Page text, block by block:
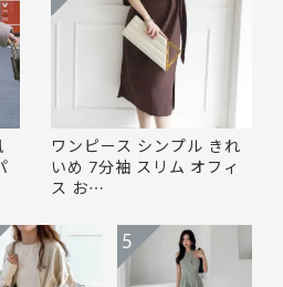
ワンピース シンプル きれ
いめ 7分袖 スリム オフィ
ス お…
5